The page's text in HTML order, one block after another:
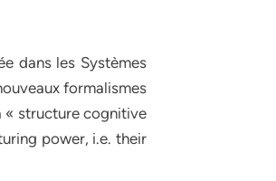
dans les Systèmes
formalismes
« structure cognitive
power, i.e. their